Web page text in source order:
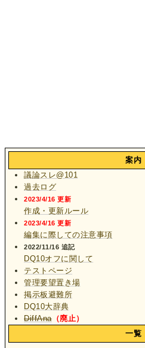
案内
議論スレ@101
過去ログ
2023/4/16 更新
作成・更新ルール
2023/4/16 更新
編集に際しての注意事項
2022/11/16 追記
DQ10オフに関して
テストページ
管理要望置き場
掲示板避難所
DQ10大辞典
DiffAna（廃止）
一覧